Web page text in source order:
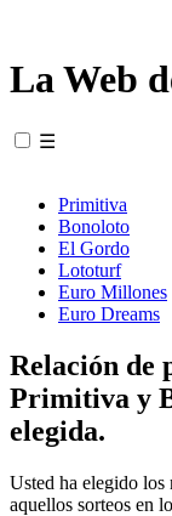
La Web
☰
Primitiva
Bonoloto
El Gordo
Lototurf
Euro Millones
Euro Dreams
Relación de
Primitiva y
elegida.
Usted ha elegido los
aquellos sorteos en